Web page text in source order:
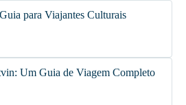
para Viajantes Culturais
Um Guia de Viagem Completo